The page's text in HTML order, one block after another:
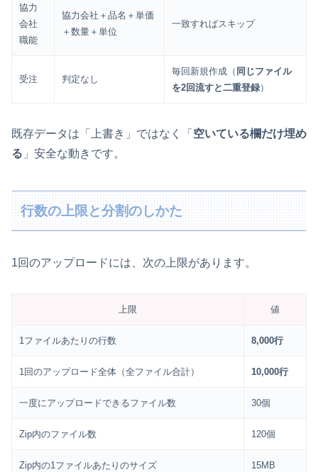
協力
会社
職能
協力会社＋品名＋単価
＋数量＋単位
一致すればスキップ
受注 判定なし
毎回新規作成（ 同じファイル
を2回流すと二重登録）
既存データは「上書き」ではなく「 空いている欄だけ埋め
る 」安全な動きです。
行数の上限と分割のしかた
1回のアップロードには、次の上限があります。
上限 値
1ファイルあたりの行数 8,000行
1回のアップロード全体（全ファイル合計） 10,000行
一度にアップロードできるファイル数 30個
Zip内のファイル数 120個
Zip内の1ファイルあたりのサイズ 15MB